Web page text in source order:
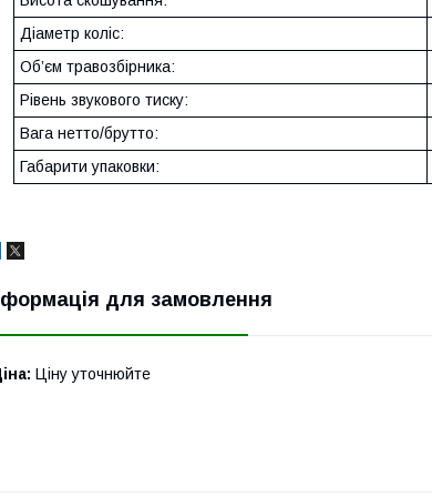
Діаметр коліс:
Об’єм травозбірника:
Рівень звукового тиску:
Вага нетто/брутто:
Габарити упаковки:
для замовлення
Ціну уточнюйте